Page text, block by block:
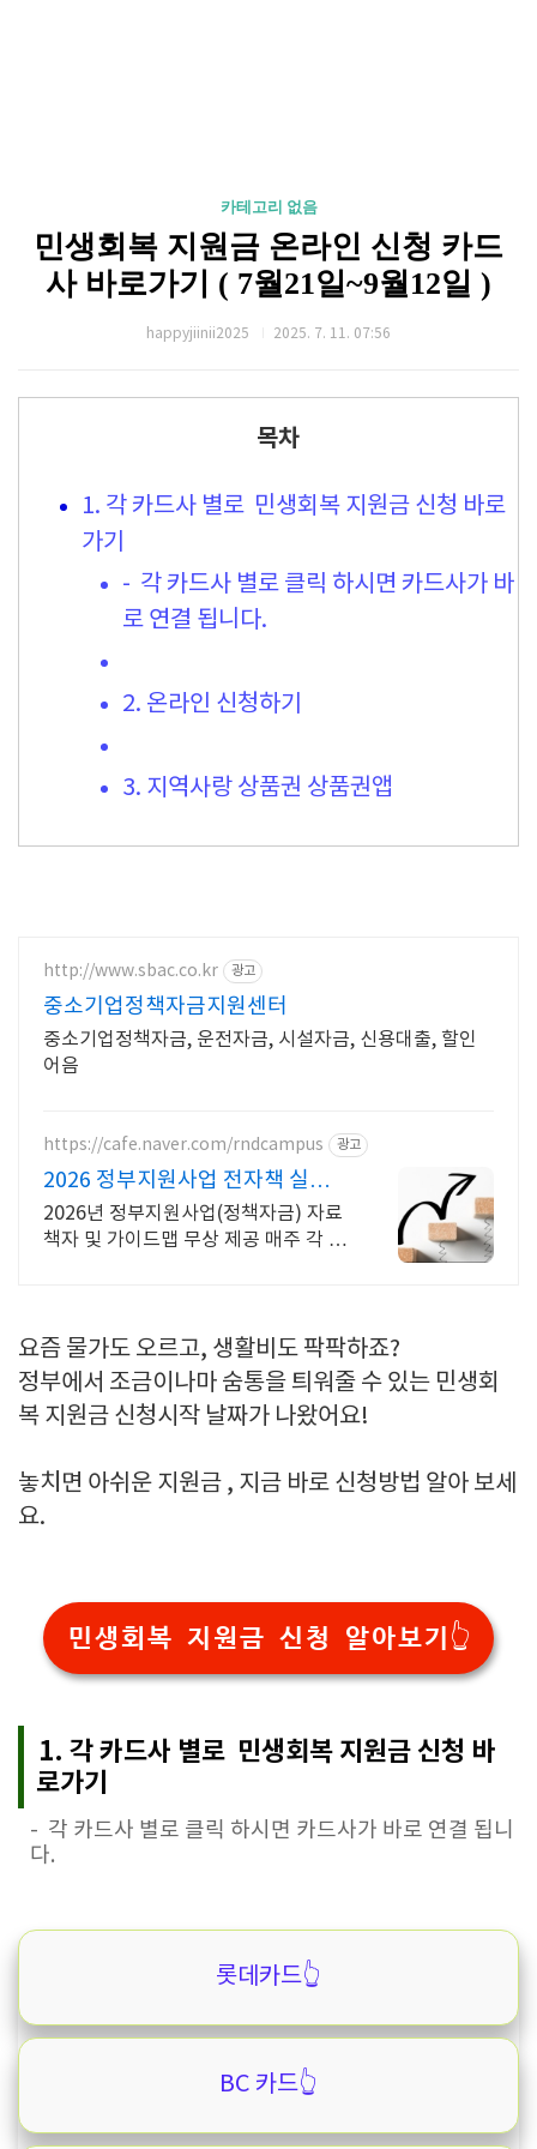
카테고리 없음
민생회복 지원금 온라인 신청 카드
사 바로가기 ( 7월21일~9월12일 )
happyjiinii2025 2025. 7. 11. 07:56
목차
1. 각 카드사 별로 민생회복 지원금 신청 바로
가기
- 각 카드사 별로 클릭 하시면 카드사가 바
로 연결 됩니다.
2. 온라인 신청하기
3. 지역사랑 상품권 상품권앱
http://www.sbac.co.kr 광고
중소기업정책자금지원센터
중소기업정책자금, 운전자금, 시설자금, 신용대출, 할인
어음
https://cafe.naver.com/rndcampus 광고
2026 정부지원사업 전자책 실무
전문가 무료 웹세미나
2026년 정부지원사업(정책자금) 자료
책자 및 가이드맵 무상 제공 매주 각 분
요즘 물가도 오르고, 생활비도 팍팍하죠?
정부에서 조금이나마 숨통을 틔워줄 수 있는 민생회
복 지원금 신청시작 날짜가 나왔어요!
놓치면 아쉬운 지원금 , 지금 바로 신청방법 알아 보세
요.
민생회복 지원금 신청 알아보기👆️
1. 각 카드사 별로 민생회복 지원금 신청 바
로가기
- 각 카드사 별로 클릭 하시면 카드사가 바로 연결 됩니
다.
롯데카드👆️
BC 카드👆️